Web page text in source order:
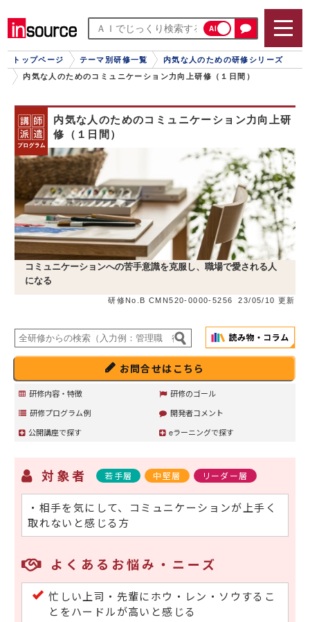
AI
トップページ テーマ別研修一覧
内気な人のための研修シリーズ
内気な人のためのコミュニケーション力向上研修（１日間）
内気な人のためのコミュニケーション力向上研
修（１日間）
コミュニケーションへの苦手意識を克服し、職場で愛される人
になる
研修No.B CMN520-0000-5256 23/05/10 更新
お問合せはこちら
研修内容・特徴
研修のゴール
研修プログラム例
開発者コメント
公開講座で探す
eラーニングで探す
対象者 若手層 中堅層 リーダー層
・相手を気にして、コミュニケーションが上手く
取れないと感じる方
よくあるお悩み・ニーズ
忙しい上司・先輩にホウ・レン・ソウするこ
とをハードルが高いと感じる